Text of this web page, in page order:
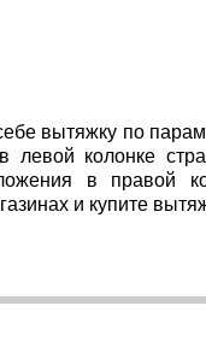
вытяжку по
левой колонке
в правой
и купите